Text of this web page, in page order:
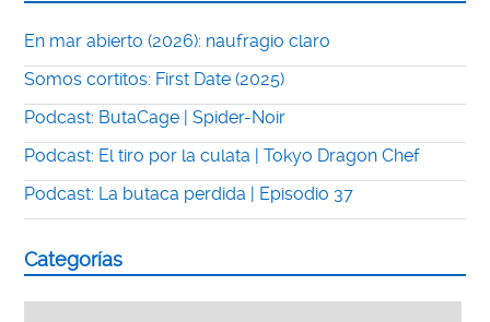
En mar abierto (2026): naufragio claro
Somos cortitos: First Date (2025)
Podcast: ButaCage | Spider-Noir
Podcast: El tiro por la culata | Tokyo Dragon Chef
Podcast: La butaca perdida | Episodio 37
Categorías